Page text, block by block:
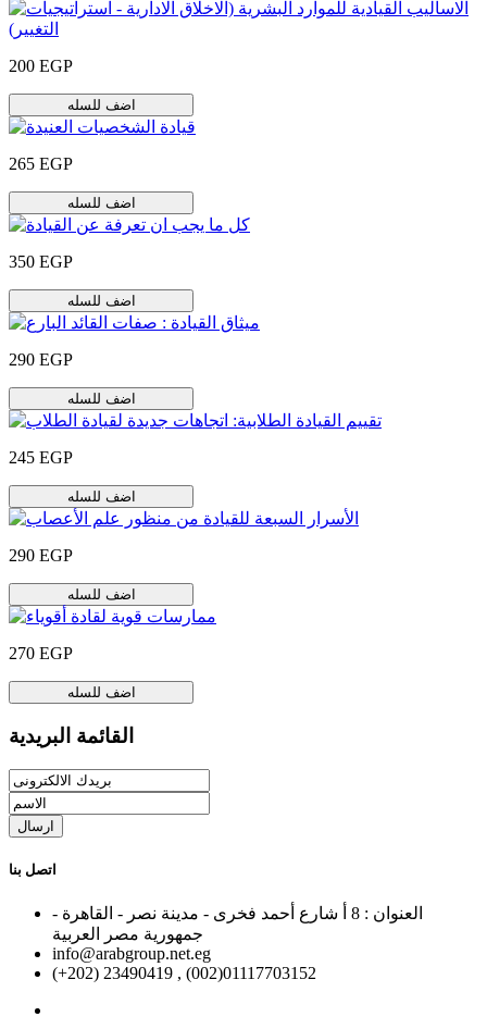
200 EGP
اضف للسله
265 EGP
اضف للسله
350 EGP
اضف للسله
290 EGP
اضف للسله
245 EGP
اضف للسله
290 EGP
اضف للسله
270 EGP
اضف للسله
القائمة البريدية
ارسال
اتصل بنا
العنوان : 8 أ شارع أحمد فخرى - مدينة نصر - القاهرة -
جمهورية مصر العربية
info@arabgroup.net.eg
(+202) 23490419 , (002)01117703152